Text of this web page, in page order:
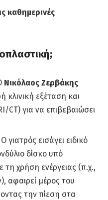
καθημερινές
Νικόλαος Ζερβάκης
κλινική εξέταση και
CT) για να επιβεβαιώσει
Ο γιατρός εισάγει ειδικό
δίσκο υπό
τη χρήση ενέργειας (π.χ.,
αφαιρεί μέρος του
την πίεση στα